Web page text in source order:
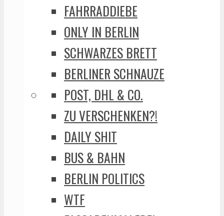
FAHRRADDIEBE
ONLY IN BERLIN
SCHWARZES BRETT
BERLINER SCHNAUZE
POST, DHL & CO.
ZU VERSCHENKEN?!
DAILY SHIT
BUS & BAHN
BERLIN POLITICS
WTF